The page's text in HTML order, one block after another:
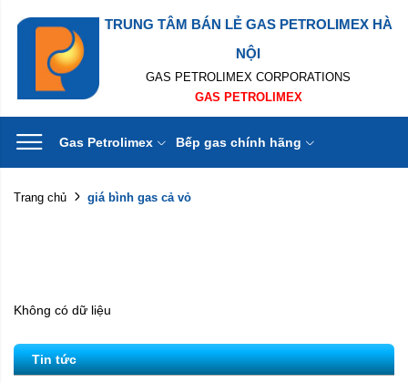
TRUNG TÂM BÁN LẺ GAS PETROLIMEX HÀ
NỘI
GAS PETROLIMEX CORPORATIONS
GAS PETROLIMEX
Gas Petrolimex Bếp gas chính hãng
Trang chủ giá bình gas cả vỏ
Không có dữ liệu
Tin tức